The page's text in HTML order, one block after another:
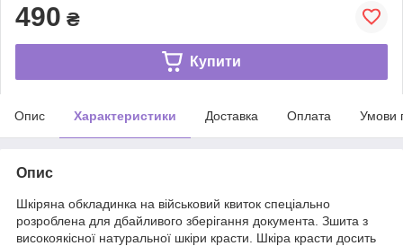
490 ₴
Купити
Опис Характеристики Доставка Оплата Умови
Опис
Шкіряна обкладинка на військовий квиток спеціально
розроблена для дбайливого зберігання документа. Зшита з
високоякісної натуральної шкіри красти. Шкіра красти досить